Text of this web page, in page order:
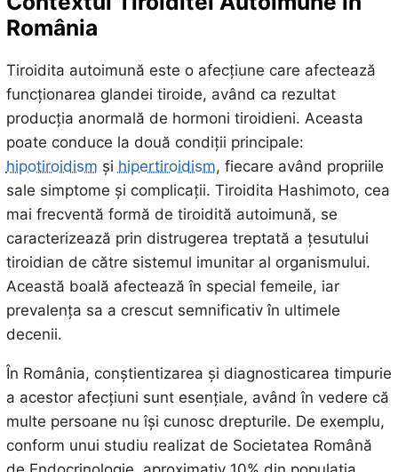
România
Tiroidita autoimună este o afecțiune care afectează
funcționarea glandei tiroide, având ca rezultat
producția anormală de hormoni tiroidieni. Aceasta
poate conduce la două condiții principale:
hipotiroidism și hipertiroidism, fiecare având propriile
sale simptome și complicații. Tiroidita Hashimoto, cea
mai frecventă formă de tiroidită autoimună, se
caracterizează prin distrugerea treptată a țesutului
tiroidian de către sistemul imunitar al organismului.
Această boală afectează în special femeile, iar
prevalența sa a crescut semnificativ în ultimele
decenii.
În România, conștientizarea și diagnosticarea timpurie
a acestor afecțiuni sunt esențiale, având în vedere că
multe persoane nu își cunosc drepturile. De exemplu,
conform unui studiu realizat de Societatea Română